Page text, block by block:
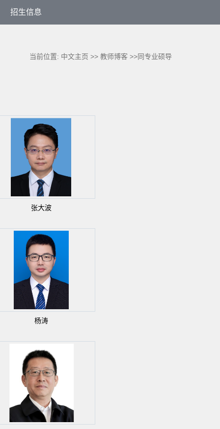
招生信息
当前位置: 中文主页 >>教师博客 >>同专业硕导
张大波
杨涛